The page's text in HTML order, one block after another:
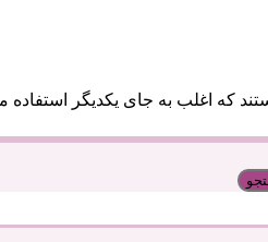
که اغلب به جای یکدیگر استفاده